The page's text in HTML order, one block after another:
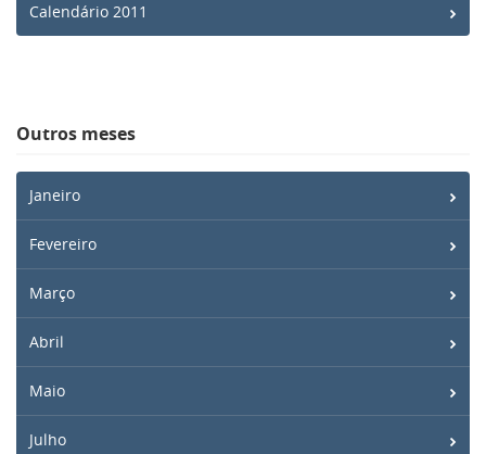
Calendário 2011
Outros meses
Janeiro
Fevereiro
Março
Abril
Maio
Julho